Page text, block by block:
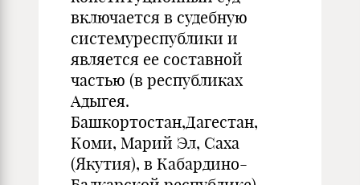
включается в судебную
системуреспублики и
является ее составной
частью (в республиках
Адыгея.
Башкортостан,Дагестан,
Коми, Марий Эл, Саха
(Якутия), в Кабардино-